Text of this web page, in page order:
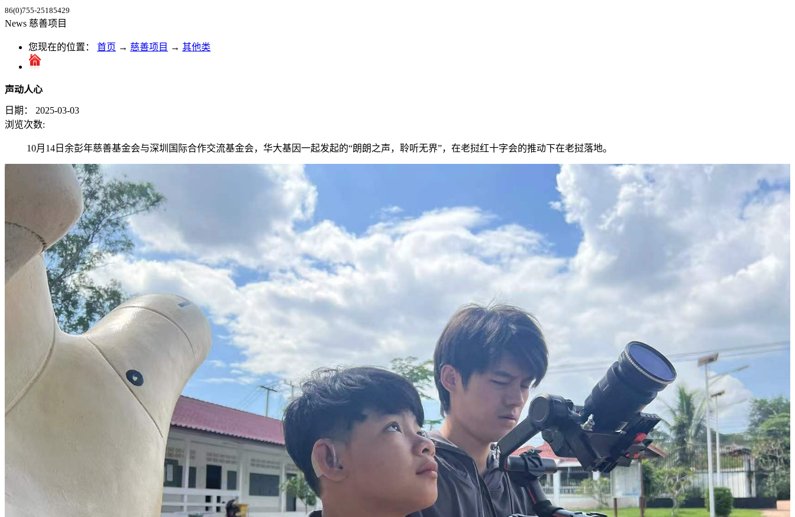
86(0)755-25185429
News 慈善项目
您现在的位置： 首页 → 慈善项目 → 其他类
声动人心
日期：
2025-03-03
浏览次数:
10月 14 日余彭年慈善基金会与深圳国际合作交流基金会，华大基因一起发起的“朗朗之声，聆听无界”，在老挝红十字会的推动下在老挝落地。